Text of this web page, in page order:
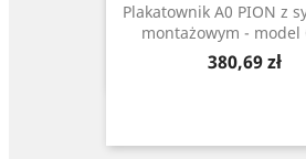
Plakatownik A0 PION z
montażowym - model
Cena
380,69 zł